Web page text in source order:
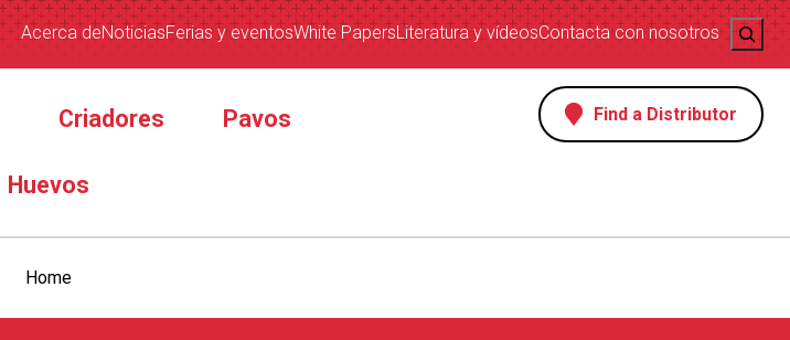
Acerca deNoticiasFerias y eventosWhite PapersLiteratura y vídeosContacta con nosotros Search
Criadores Pavos
Huevos
Find a Distributor
Home